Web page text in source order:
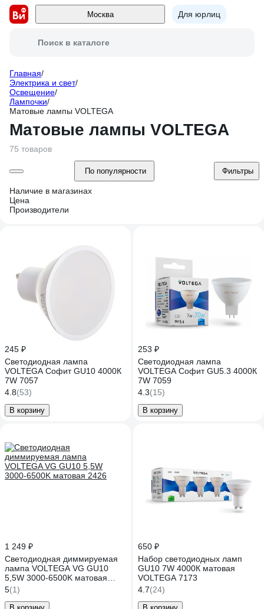
Москва Для юрлиц
Поиск в каталоге
Главная/
Электрика и свет/
Освещение/
Лампочки/
Матовые лампы VOLTEGA
Матовые лампы VOLTEGA
75 товаров
По популярности Фильтры
Наличие в магазинах
Цена
Производители
245 ₽
Светодиодная лампа
VOLTEGA Софит GU10 4000К
7W 7057
4.8(53)
В корзину
253 ₽
Светодиодная лампа
VOLTEGA Софит GU5.3 4000К
7W 7059
4.3(15)
В корзину
1 249 ₽
Светодиодная диммируемая
лампа VOLTEGA VG GU10
5,5W 3000-6500K матовая
2426
5(1)
650 ₽
Набор светодиодных ламп
GU10 7W 4000К матовая
VOLTEGA 7173
4.7(24)